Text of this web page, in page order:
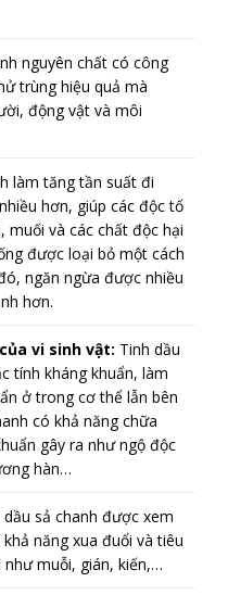
nguyên chất có công
trùng hiệu quả mà
động vật và môi
làm tăng tần suất đi
hơn, giúp các độc tố
và các chất độc hại
được loại bỏ một cách
ngăn ngừa được nhiều
hơn.
vi sinh vật: Tinh dầu
tính kháng khuẩn, làm
ở trong cơ thể lẫn bên
có khả năng chữa
gây ra như ngộ độc
hàn…
dầu sả chanh được xem
năng xua đuổi và tiêu
muỗi, gián, kiến,…